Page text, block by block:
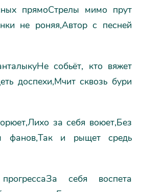
прямоСтрелы мимо прут
не роняя,Автор с песней
собьёт, кто вяжет
доспехи,Мчит сквозь бури
за себя воюет,Без
фанов,Так и рыщет средь
прогрессаЗа себя воспета